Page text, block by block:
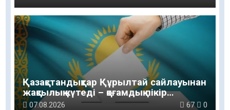
Қазақстандықтар Құрылтай сайлауынан
жақсылық күтеді – қоғамдық пікір
зерттеуі
07.08.2026 67 0